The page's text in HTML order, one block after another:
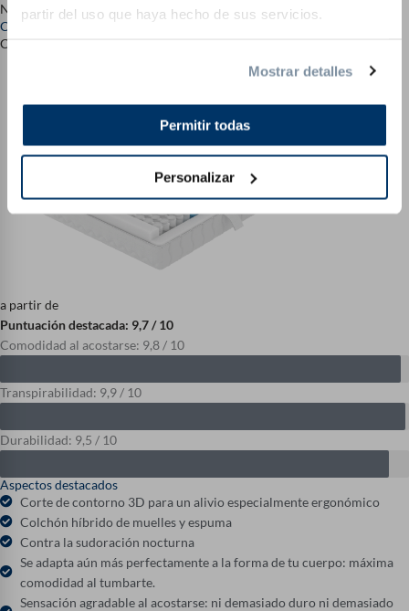
partir del uso que haya hecho de sus servicios.
Mostrar detalles
Permitir todas
Personalizar
NUESTRA RECOMENDACIÓN
Colchón de Muelles Ensacados 3D Deluxe
Colchones de calidad AM: la variante de lujo
a partir de
Puntuación destacada: 9,7 / 10
Comodidad al acostarse: 9,8 / 10
Transpirabilidad: 9,9 / 10
Durabilidad: 9,5 / 10
Aspectos destacados
Corte de contorno 3D para un alivio especialmente ergonómico
Colchón híbrido de muelles y espuma
Contra la sudoración nocturna
Se adapta aún más perfectamente a la forma de tu cuerpo: máxima
comodidad al tumbarte.
Sensación agradable al acostarse: ni demasiado duro ni demasiado